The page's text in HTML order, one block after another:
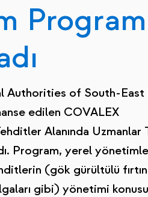
Authorities of South-East
edilen COVALEX
Alanında Uzmanlar
Program, yerel
(gök gürültülü
gibi) yönetimi